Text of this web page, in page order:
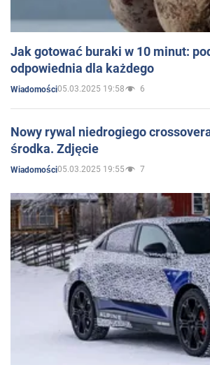
Jak gotować buraki w 10 minut:
odpowiednia dla każdego
Wiadomości05.03.2025 19:58 6
Nowy rywal niedrogiego
środka. Zdjęcie
Wiadomości05.03.2025 19:55 7